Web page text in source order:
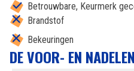
Betrouwbare, Keurmerk
Brandstof
Bekeuringen
DE VOOR- EN